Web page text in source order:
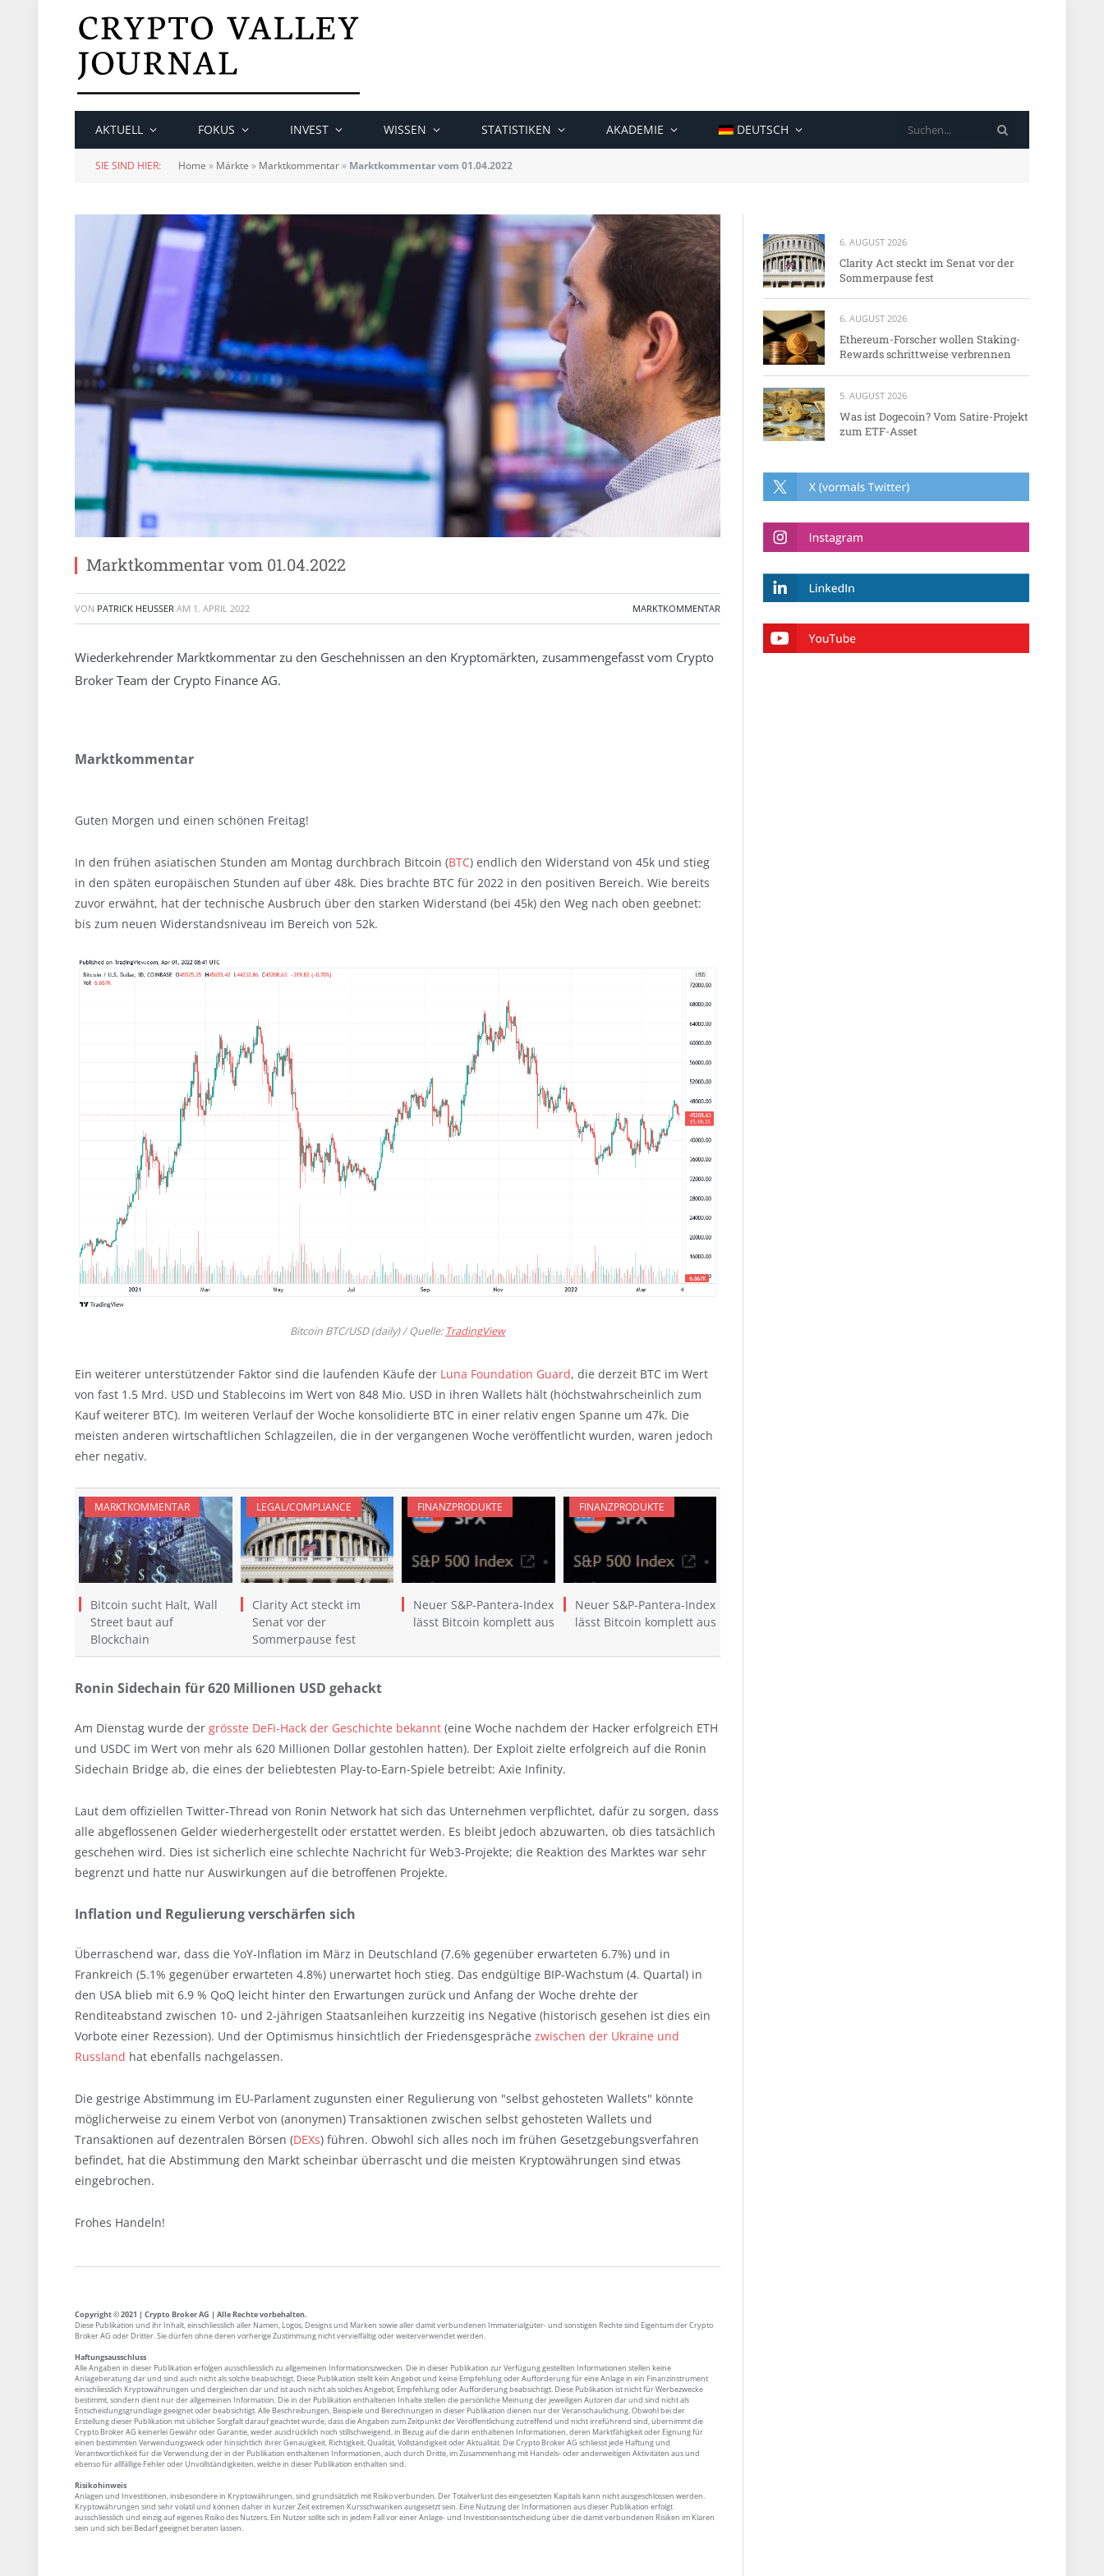
AKTUELL FOKUS INVEST WISSEN STATISTIKEN AKADEMIE DEUTSCH
SIE SIND HIER: Home » Märkte » Marktkommentar» Marktkommentar vom 01.04.2022
Marktkommentar vom 01.04.2022
VON PATRICK HEUSSER AM 1. APRIL 2022 MARKTKOMMENTAR
Wiederkehrender Marktkommentar zu den Geschehnissen an den Kryptomärkten, zusammengefasst vom Crypto
Broker Team der Crypto Finance AG.
Marktkommentar
Guten Morgen und einen schönen Freitag!
In den frühen asiatischen Stunden am Montag durchbrach Bitcoin (BTC) endlich den Widerstand von 45k und stieg
in den späten europäischen Stunden auf über 48k. Dies brachte BTC für 2022 in den positiven Bereich. Wie bereits
zuvor erwähnt, hat der technische Ausbruch über den starken Widerstand (bei 45k) den Weg nach oben geebnet:
bis zum neuen Widerstandsniveau im Bereich von 52k.
Bitcoin BTC/USD (daily) / Quelle: TradingView
Ein weiterer unterstützender Faktor sind die laufenden Käufe der Luna Foundation Guard, die derzeit BTC im Wert
von fast 1.5 Mrd. USD und Stablecoins im Wert von 848 Mio. USD in ihren Wallets hält (höchstwahrscheinlich zum
Kauf weiterer BTC). Im weiteren Verlauf der Woche konsolidierte BTC in einer relativ engen Spanne um 47k. Die
meisten anderen wirtschaftlichen Schlagzeilen, die in der vergangenen Woche veröffentlicht wurden, waren jedoch
eher negativ.
MARKTKOMMENTAR
Bitcoin sucht Halt, Wall
Street baut auf
Blockchain
LEGAL/COMPLIANCE
Clarity Act steckt im
Senat vor der
Sommerpause fest
FINANZPRODUKTE
Neuer S&P-Pantera-Index
lässt Bitcoin komplett aus
FINANZPRODUKTE
Neuer S&P-Pantera-Index
lässt Bitcoin komplett aus
Ronin Sidechain für 620 Millionen USD gehackt
Am Dienstag wurde der grösste DeFi-Hack der Geschichte bekannt (eine Woche nachdem der Hacker erfolgreich ETH
und USDC im Wert von mehr als 620 Millionen Dollar gestohlen hatten). Der Exploit zielte erfolgreich auf die Ronin
Sidechain Bridge ab, die eines der beliebtesten Play-to-Earn-Spiele betreibt: Axie Infinity.
Laut dem offiziellen Twitter-Thread von Ronin Network hat sich das Unternehmen verpflichtet, dafür zu sorgen, dass
alle abgeflossenen Gelder wiederhergestellt oder erstattet werden. Es bleibt jedoch abzuwarten, ob dies tatsächlich
geschehen wird. Dies ist sicherlich eine schlechte Nachricht für Web3-Projekte; die Reaktion des Marktes war sehr
begrenzt und hatte nur Auswirkungen auf die betroffenen Projekte.
Inflation und Regulierung verschärfen sich
Überraschend war, dass die YoY-Inflation im März in Deutschland (7.6% gegenüber erwarteten 6.7%) und in
Frankreich (5.1% gegenüber erwarteten 4.8%) unerwartet hoch stieg. Das endgültige BIP-Wachstum (4. Quartal) in
den USA blieb mit 6.9 % QoQ leicht hinter den Erwartungen zurück und Anfang der Woche drehte der
Renditeabstand zwischen 10- und 2-jährigen Staatsanleihen kurzzeitig ins Negative (historisch gesehen ist dies ein
Vorbote einer Rezession). Und der Optimismus hinsichtlich der Friedensgespräche zwischen der Ukraine und
Russland hat ebenfalls nachgelassen.
Die gestrige Abstimmung im EU-Parlament zugunsten einer Regulierung von "selbst gehosteten Wallets" könnte
möglicherweise zu einem Verbot von (anonymen) Transaktionen zwischen selbst gehosteten Wallets und
Transaktionen auf dezentralen Börsen (DEXs) führen. Obwohl sich alles noch im frühen Gesetzgebungsverfahren
befindet, hat die Abstimmung den Markt scheinbar überrascht und die meisten Kryptowährungen sind etwas
eingebrochen.
Frohes Handeln!
Copyright © 2021 | Crypto Broker AG | Alle Rechte vorbehalten.
Diese Publikation und ihr Inhalt, einschliesslich aller Namen, Logos, Designs und Marken sowie aller damit verbundenen Immaterialgüter- und sonstigen Rechte sind Eigentum der Crypto
Broker AG oder Dritter. Sie dürfen ohne deren vorherige Zustimmung nicht vervielfältig oder weiterverwendet werden.
Haftungsausschluss
Alle Angaben in dieser Publikation erfolgen ausschliesslich zu allgemeinen Informationszwecken. Die in dieser Publikation zur Verfügung gestellten Informationen stellen keine
Anlageberatung dar und sind auch nicht als solche beabsichtigt. Diese Publikation stellt kein Angebot und keine Empfehlung oder Aufforderung für eine Anlage in ein Finanzinstrument
einschliesslich Kryptowährungen und dergleichen dar und ist auch nicht als solches Angebot, Empfehlung oder Aufforderung beabsichtigt. Diese Publikation ist nicht für Werbezwecke
bestimmt, sondern dient nur der allgemeinen Information. Die in der Publikation enthaltenen Inhalte stellen die persönliche Meinung der jeweiligen Autoren dar und sind nicht als
Entscheidungsgrundlage geeignet oder beabsichtigt. Alle Beschreibungen, Beispiele und Berechnungen in dieser Publikation dienen nur der Veranschaulichung. Obwohl bei der
Erstellung dieser Publikation mit üblicher Sorgfalt darauf geachtet wurde, dass die Angaben zum Zeitpunkt der Veröffentlichung zutreffend und nicht irreführend sind, übernimmt die
Crypto Broker AG keinerlei Gewähr oder Garantie, weder ausdrücklich noch stillschweigend, in Bezug auf die darin enthaltenen Informationen, deren Marktfähigkeit oder Eignung für
einen bestimmten Verwendungsweck oder hinsichtlich ihrer Genauigkeit, Richtigkeit, Qualität, Vollständigkeit oder Aktualität. Die Crypto Broker AG schliesst jede Haftung und
Verantwortlichkeit für die Verwendung der in der Publikation enthaltenen Informationen, auch durch Dritte, im Zusammenhang mit Handels- oder anderweitigen Aktivitäten aus und
ebenso für allfällige Fehler oder Unvollständigkeiten, welche in dieser Publikation enthalten sind.
Risikohinweis
Anlagen und Investitionen, insbesondere in Kryptowährungen, sind grundsätzlich mit Risiko verbunden. Der Totalverlust des eingesetzten Kapitals kann nicht ausgeschlossen werden.
Kryptowährungen sind sehr volatil und können daher in kurzer Zeit extremen Kursschwanken ausgesetzt sein. Eine Nutzung der Informationen aus dieser Publikation erfolgt
ausschliesslich und einzig auf eigenes Risiko des Nutzers. Ein Nutzer sollte sich in jedem Fall vor einer Anlage- und Investitionsentscheidung über die damit verbundenen Risiken im Klaren
sein und sich bei Bedarf geeignet beraten lassen.
6. AUGUST 2026
Clarity Act steckt im Senat vor der
Sommerpause fest
6. AUGUST 2026
Ethereum-Forscher wollen Staking-
Rewards schrittweise verbrennen
5. AUGUST 2026
Was ist Dogecoin? Vom Satire-Projekt
zum ETF-Asset